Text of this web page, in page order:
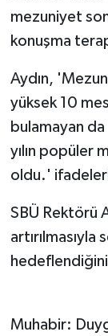
mezuniyet
konuşma
Aydın,
yüksek 10
bulamayan
yılın popüler
oldu.'
SBÜ Rektörü
artırılmasıyla
Muhabir: